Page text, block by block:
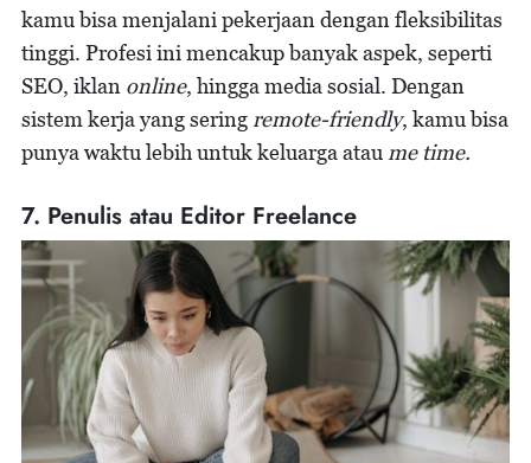
kamu bisa menjalani pekerjaan dengan fleksibilitas
tinggi. Profesi ini mencakup banyak aspek, seperti
SEO, iklan online, hingga media sosial. Dengan
sistem kerja yang sering remote-friendly, kamu bisa
punya waktu lebih untuk keluarga atau me time.
7. Penulis atau Editor Freelance